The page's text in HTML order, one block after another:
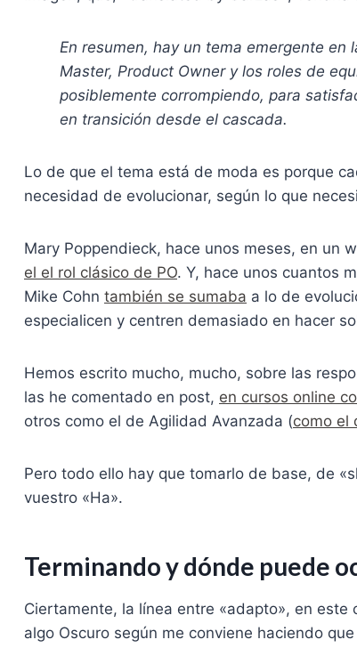
En resumen, hay un tema emergente
Master, Product Owner y los roles de
posiblemente corrompiendo, para
en transición desde el cascada.
Lo de que el tema está de moda es porque
necesidad de evolucionar, según lo que
Mary Poppendieck, hace unos meses, en un
el el rol clásico de PO. Y, hace unos cuantos
Mike Cohn también se sumaba a lo de
especialicen y centren demasiado en hacer
Hemos escrito mucho, mucho, sobre las
las he comentado en post, en cursos online
otros como el de Agilidad Avanzada (como el
Pero todo ello hay que tomarlo de base, de
vuestro «Ha».
Terminando y dónde puede
Ciertamente, la línea entre «adapto», en este
algo Oscuro según me conviene haciendo